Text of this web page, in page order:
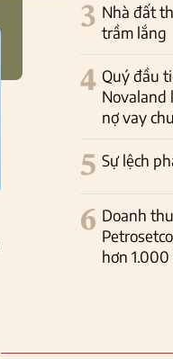
3 Nhà đất
trầm lắng
4 Quý đầu
Novaland
nợ vay
5 Sự lệch
6 Doanh
hơn